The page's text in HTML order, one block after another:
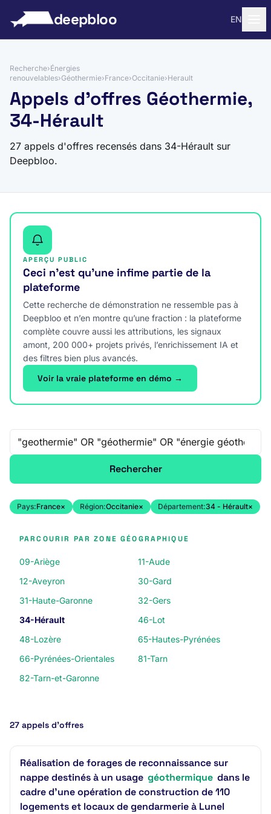
deepbloo EN
Recherche›Énergies
renouvelables›Géothermie›France›Occitanie›Herault
Appels d'offres Géothermie,
34-Hérault
27 appels d'offres recensés dans 34-Hérault sur
Deepbloo.
APERÇU PUBLIC
Ceci n’est qu’une infime partie de la
plateforme
Cette recherche de démonstration ne ressemble pas à
Deepbloo et n’en montre qu’une fraction : la plateforme
complète couvre aussi les attributions, les signaux
amont, 200 000+ projets privés, l’enrichissement IA et
des filtres bien plus avancés.
Voir la vraie plateforme en démo →
Recherche libre
Rechercher
Pays:France× Région:Occitanie× Département:34 - Hérault×
PARCOURIR PAR ZONE GÉOGRAPHIQUE
09-Ariège
11-Aude
12-Aveyron
30-Gard
31-Haute-Garonne
32-Gers
34-Hérault
46-Lot
48-Lozère
65-Hautes-Pyrénées
66-Pyrénées-Orientales
81-Tarn
82-Tarn-et-Garonne
27 appels d’offres
Réalisation de forages de reconnaissance sur
nappe destinés à un usage géothermique dans le
cadre d'une opération de construction de 110
logements et locaux de gendarmerie à Lunel